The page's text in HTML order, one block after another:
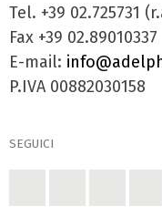
Tel. +39 02.725731
Fax +39 02.89010337
E-mail:
P.IVA 00882030158
SEGUICI